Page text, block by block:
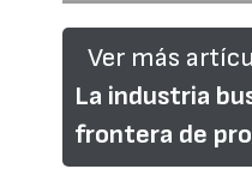
Ver más
La industria
frontera de